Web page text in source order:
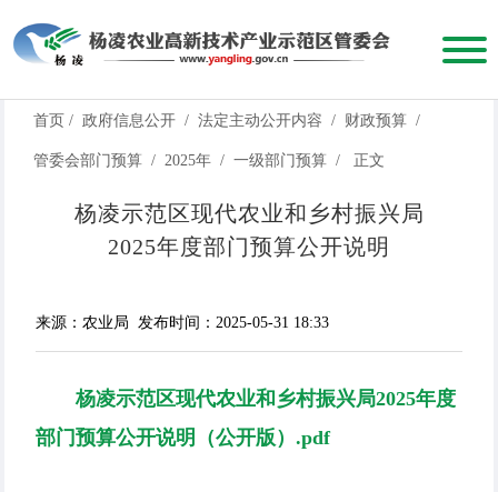
首页 / 政府信息公开 / 法定主动公开内容 / 财政预算 /
管委会部门预算 / 2025年 / 一级部门预算 / 正文
杨凌示范区现代农业和乡村振兴局
2025年度部门预算公开说明
来源：农业局 发布时间：2025-05-31 18:33
杨凌示范区现代农业和乡村振兴局2025年度
部门预算公开说明（公开版）.pdf